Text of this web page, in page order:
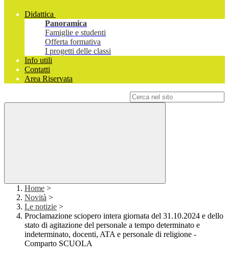
Didattica
Panoramica
Famiglie e studenti
Offerta formativa
I progetti delle classi
Info utili
Contatti
Area Riservata
Home >
Novità >
Le notizie >
Proclamazione sciopero intera giornata del 31.10.2024 e dello
stato di agitazione del personale a tempo determinato e
indeterminato, docenti, ATA e personale di religione -
Comparto SCUOLA